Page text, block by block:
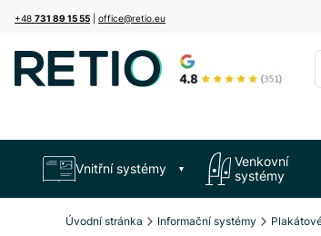
+48 731 89 15 55 office@retio.eu
Vnitřní systémy ▼
Venkovní
systémy
Úvodní stránka Informační systémy